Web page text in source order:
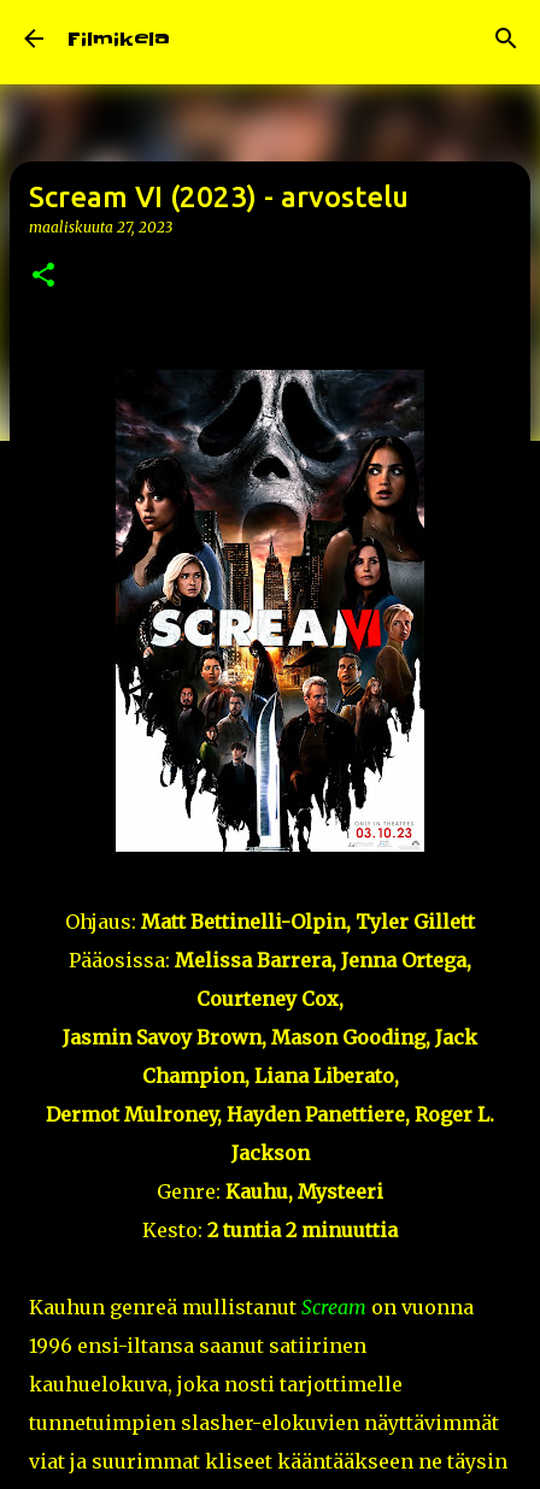
Filmikela
Scream VI (2023) - arvostelu
maaliskuuta 27, 2023
Ohjaus: Matt Bettinelli-Olpin, Tyler Gillett
Pääosissa: Melissa Barrera, Jenna Ortega,
Courteney Cox,
Jasmin Savoy Brown, Mason Gooding, Jack
Champion, Liana Liberato,
Dermot Mulroney, Hayden Panettiere, Roger L.
Jackson
Genre: Kauhu, Mysteeri
Kesto: 2 tuntia 2 minuuttia
Kauhun genreä mullistanut Scream on vuonna
1996 ensi-iltansa saanut satiirinen
kauhuelokuva, joka nosti tarjottimelle
tunnetuimpien slasher-elokuvien näyttävimmät
viat ja suurimmat kliseet kääntääkseen ne täysin